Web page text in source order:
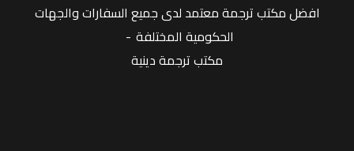
افضل مكتب ترجمة معتمد لدى جميع السفارات والجهات
الحكومية المختلفة
مكتب ترجمة دينية